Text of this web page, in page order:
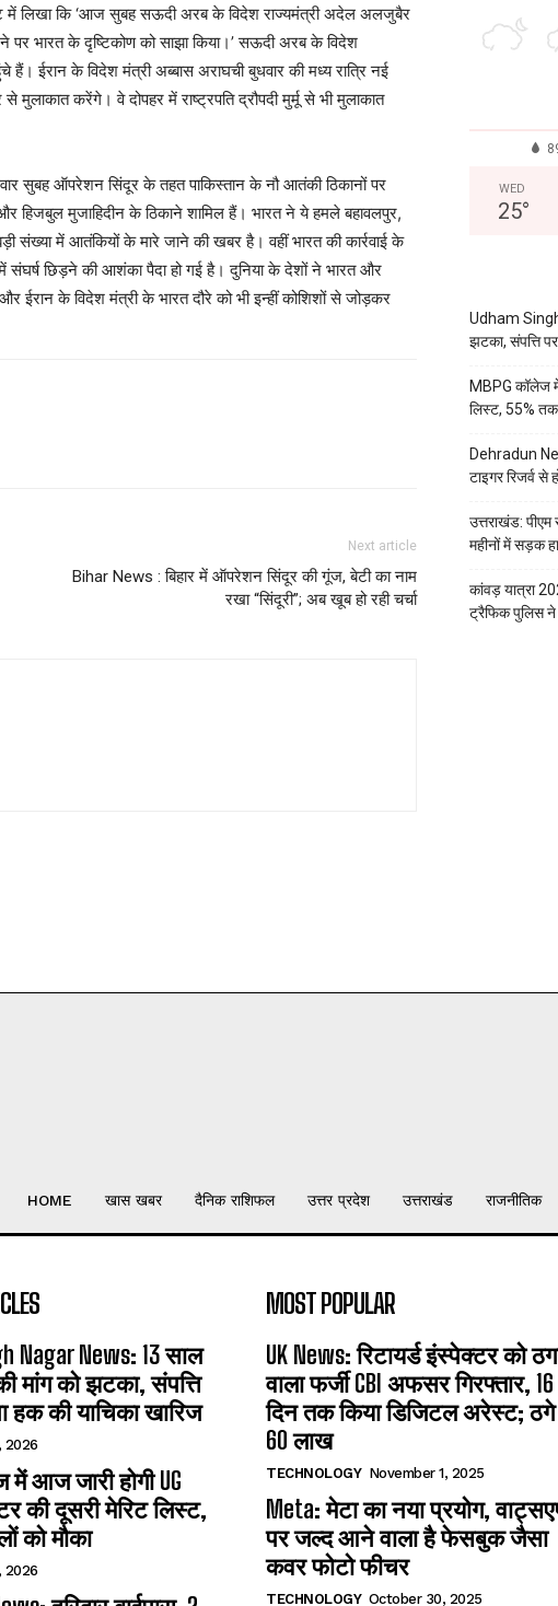
में लिखा कि ‘आज सुबह सऊदी अरब के विदेश राज्यमंत्री अदेल अलजुबैर
भारत के दृष्टिकोण को साझा किया।’ सऊदी अरब के विदेश
हैं। ईरान के विदेश मंत्री अब्बास अराघची बुधवार की मध्य रात्रि नई
करेंगे। वे दोपहर में राष्ट्रपति द्रौपदी मुर्मू से भी मुलाकात
सुबह ऑपरेशन सिंदूर के तहत पाकिस्तान के नौ आतंकी ठिकानों पर
मुजाहिदीन के ठिकाने शामिल हैं। भारत ने ये हमले बहावलपुर,
संख्या में आतंकियों के मारे जाने की खबर है। वहीं भारत की कार्रवाई के
में संघर्ष छिड़ने की आशंका पैदा हो गई है। दुनिया के देशों ने भारत और
के विदेश मंत्री के भारत दौरे को भी इन्हीं कोशिशों से जोड़कर
Next article
Bihar News : बिहार में ऑपरेशन सिंदूर की गूंज, बेटी का नाम
रखा “सिंदूरी”; अब खूब हो रही चर्चा
WED
25°
Udham Singh
झटका, संपत्ति
MBPG कॉलेज
लिस्ट, 55% तक
Dehradun
टाइगर रिजर्व से
उत्तराखंड: पीएम
महीनों में सड़क
कांवड़ यात्रा
ट्रैफिक पुलिस ने
HOME खास खबर दैनिक राशिफल उत्तर प्रदेश उत्तराखंड राजनीतिक
Nagar News: 13 साल
मांग को झटका, संपत्ति
हक की याचिका खारिज
2026
में आज जारी होगी UG
की दूसरी मेरिट लिस्ट,
को मौका
2026
MOST POPULAR
UK News: रिटायर्ड इंस्पेक्टर को
वाला फर्जी CBI अफसर गिरफ्तार, 16
दिन तक किया डिजिटल अरेस्ट;
60 लाख
TECHNOLOGY November 1, 2025
Meta: मेटा का नया प्रयोग,
पर जल्द आने वाला है फेसबुक जैसा
कवर फोटो फीचर
TECHNOLOGY October 30, 2025